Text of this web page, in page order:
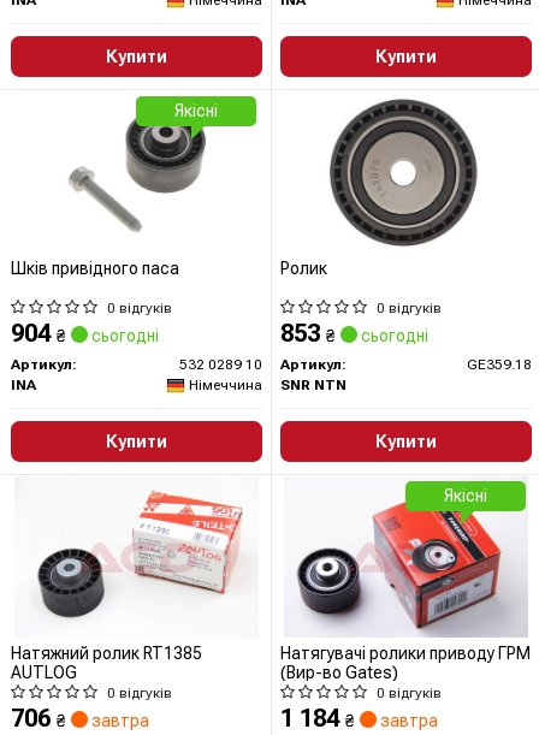
Купити Купити
Шків привідного паса
0 відгуків
904 ₴ сьогодні
Артикул:
532 0289 10
INA
Німеччина
Купити
Якісні
Ролик
0 відгуків
853 ₴ сьогодні
Артикул:
GE359.18
SNR NTN
Купити
Натяжний ролик RT1385
AUTLOG
0 відгуків
706 ₴ завтра
Натягувачі ролики приводу ГРМ
(Вир-во Gates)
0 відгуків
1 184 ₴ завтра
Якісні